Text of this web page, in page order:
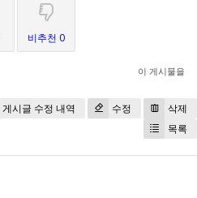
비추천 0
이 게시물을
게시글 수정 내역 수정
삭제
목록